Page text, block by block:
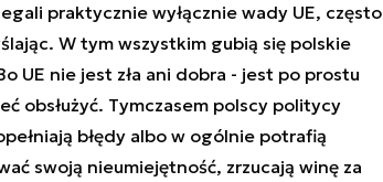
praktycznie wyłącznie wady UE, często
W tym wszystkim gubią się polskie
UE nie jest zła ani dobra - jest po prostu
obsłużyć. Tymczasem polscy politycy
błędy albo w ogólnie potrafią
swoją nieumiejętność, zrzucają winę za